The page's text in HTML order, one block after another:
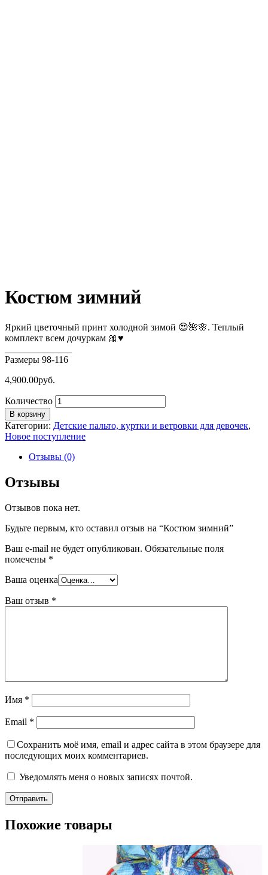
Костюм зимний
Яркий цветочный принт холодной зимой 😍🌺🌸. Теплый
комплект всем дочуркам 🎀♥️
Размеры 98-116
4,900.00руб.
Количество
В корзину
Категории: Детские пальто, куртки и ветровки для девочек,
Новое поступление
Отзывы (0)
Отзывы
Отзывов пока нет.
Будьте первым, кто оставил отзыв на “Костюм зимний”
Ваш e-mail не будет опубликован. Обязательные поля
помечены *
Ваша оценка
Ваш отзыв *
Имя *
Email *
Сохранить моё имя, email и адрес сайта в этом браузере для
последующих моих комментариев.
Уведомлять меня о новых записях почтой.
Похожие товары